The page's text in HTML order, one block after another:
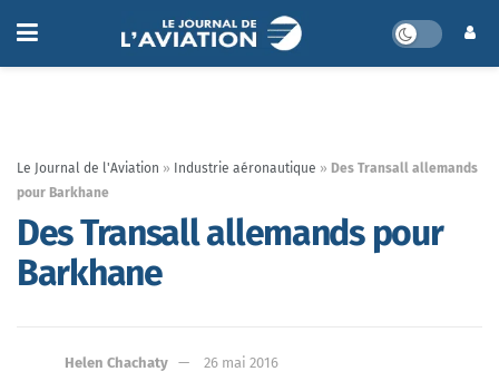
Le Journal de l'Aviation » Industrie aéronautique » Des Transall allemands
pour Barkhane
Des Transall allemands pour
Barkhane
Helen Chachaty 26 mai 2016